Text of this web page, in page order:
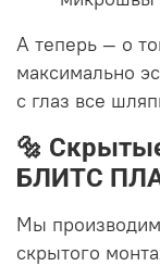
А теперь — о
максимально
с глаз все
🔩
БЛИТС
Мы
скрытого